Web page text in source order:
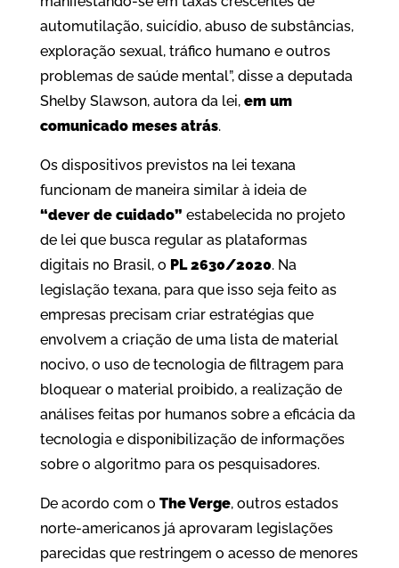
automutilação, suicídio, abuso de substâncias,
exploração sexual, tráfico humano e outros
problemas de saúde mental”, disse a deputada
Shelby Slawson, autora da lei, em um
comunicado meses atrás.
Os dispositivos previstos na lei texana
funcionam de maneira similar à ideia de
“dever de cuidado” estabelecida no projeto
de lei que busca regular as plataformas
digitais no Brasil, o PL 2630/2020. Na
legislação texana, para que isso seja feito as
empresas precisam criar estratégias que
envolvem a criação de uma lista de material
nocivo, o uso de tecnologia de filtragem para
bloquear o material proibido, a realização de
análises feitas por humanos sobre a eficácia da
tecnologia e disponibilização de informações
sobre o algoritmo para os pesquisadores.
De acordo com o The Verge, outros estados
norte-americanos já aprovaram legislações
parecidas que restringem o acesso de menores